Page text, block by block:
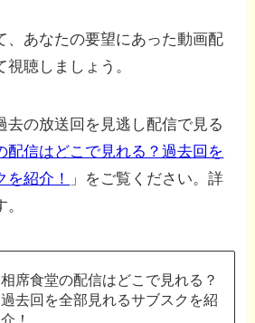
、あなたの要望にあった動画配
聴しましょう。
去の放送回を見逃し配信で見る
配信はどこで見れる？過去回を
紹介！
」をご覧ください。詳
相席食堂の配信はどこで見れる？
過去回を全部見れるサブスクを紹
介！